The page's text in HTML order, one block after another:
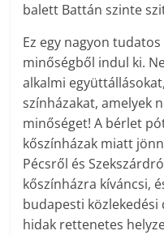
balett Battán szinte
Ez egy nagyon
minőségből indul ki.
alkalmi
színházakat, amelyek
minőséget! A bérlet
kőszínházak miatt
Pécsről és
kőszínházra kíváncsi,
budapesti közlekedési
hidak rettenetes